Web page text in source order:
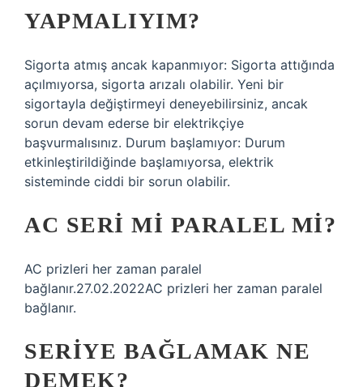
YAPMALIYIM?
Sigorta atmış ancak kapanmıyor: Sigorta attığında
açılmıyorsa, sigorta arızalı olabilir. Yeni bir
sigortayla değiştirmeyi deneyebilirsiniz, ancak
sorun devam ederse bir elektrikçiye
başvurmalısınız. Durum başlamıyor: Durum
etkinleştirildiğinde başlamıyorsa, elektrik
sisteminde ciddi bir sorun olabilir.
AC SERI MI PARALEL MI?
AC prizleri her zaman paralel
bağlanır.27.02.2022AC prizleri her zaman paralel
bağlanır.
SERIYE BAĞLAMAK NE
DEMEK?